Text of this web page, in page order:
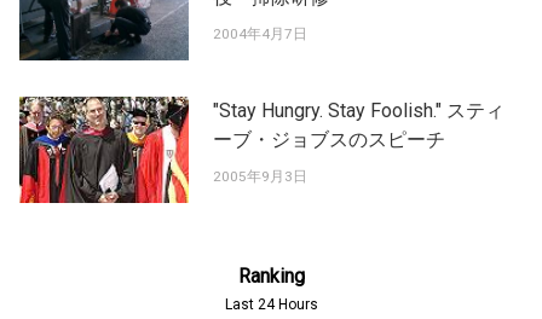
2004年4月7日
"Stay Hungry. Stay Foolish." スティ
ーブ・ジョブスのスピーチ
2005年9月3日
Ranking
Last 24 Hours